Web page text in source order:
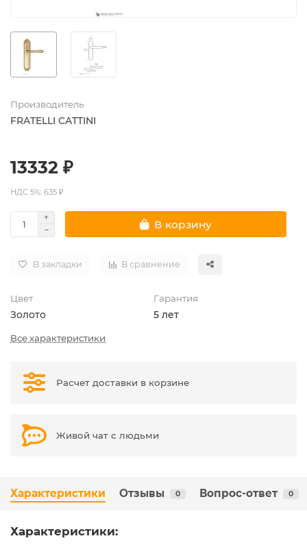
Производитель
FRATELLI CATTINI
13332 ₽
НДС 5%: 635 ₽
В корзину
В закладки В сравнение
Цвет
Золото
Гарантия
5 лет
Все характеристики
Расчет доставки в корзине
Живой чат с людьми
Характеристики Отзывы 0 Вопрос-ответ 0
Характеристики: